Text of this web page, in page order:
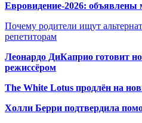
Евровидение-2026: объявлены
Почему родители ищут
репетиторам
Леонардо ДиКаприо готовит
режиссёром
The White Lotus продлён на
Холли Берри подтвердила